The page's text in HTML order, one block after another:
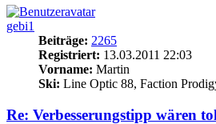
gebi1
Beiträge: 2265
Registriert: 13.03.2011 22:03
Vorname: Martin
Ski: Line Optic 88, Faction
Re: Verbesserungstipp wären